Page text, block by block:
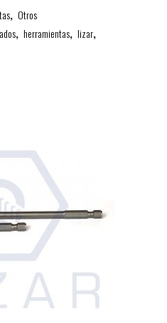
, Otros
, herramientas, lizar,